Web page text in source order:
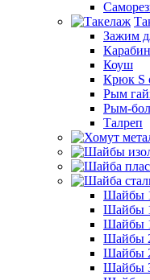
Зажим
Коуш
Крюк S
Рым
Рым-
Талреп
Шайбы
Шайбы
Шайбы
Шайбы
Шайбы
Шайбы